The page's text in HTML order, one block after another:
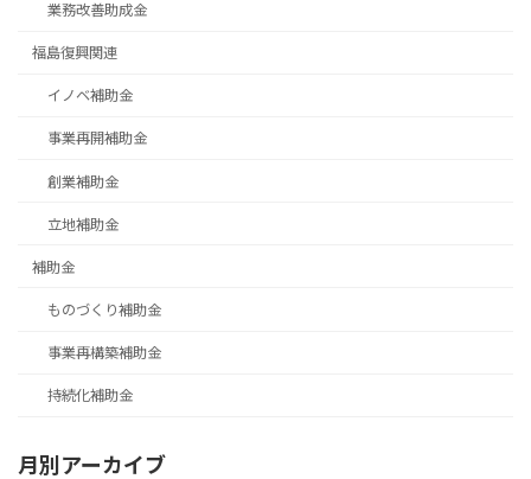
業務改善助成金
福島復興関連
イノベ補助金
事業再開補助金
創業補助金
立地補助金
補助金
ものづくり補助金
事業再構築補助金
持続化補助金
月別アーカイブ